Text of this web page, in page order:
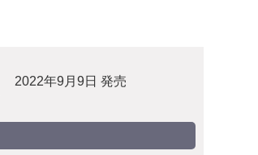
2022年9月9日 発売